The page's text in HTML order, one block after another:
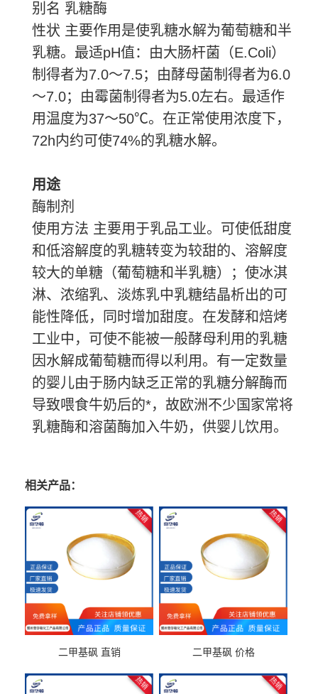
别名 乳糖酶
性状 主要作用是使乳糖水解为葡萄糖和半
乳糖。最适pH值：由大肠杆菌（E.Coli）
制得者为7.0～7.5；由酵母菌制得者为6.0
～7.0；由霉菌制得者为5.0左右。最适作
用温度为37～50℃。在正常使用浓度下，
72h内约可使74%的乳糖水解。
用途
酶制剂
使用方法 主要用于乳品工业。可使低甜度
和低溶解度的乳糖转变为较甜的、溶解度
较大的单糖（葡萄糖和半乳糖）；使冰淇
淋、浓缩乳、淡炼乳中乳糖结晶析出的可
能性降低，同时增加甜度。在发酵和焙烤
工业中，可使不能被一般酵母利用的乳糖
因水解成葡萄糖而得以利用。有一定数量
的婴儿由于肠内缺乏正常的乳糖分解酶而
导致喂食牛奶后的*，故欧洲不少国家常将
乳糖酶和溶菌酶加入牛奶，供婴儿饮用。
相关产品：
二甲基砜 直销 二甲基砜 价格